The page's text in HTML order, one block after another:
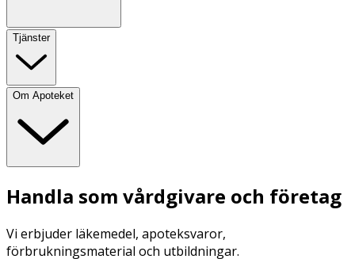
Tjänster
Om Apoteket
Handla som vårdgivare och företag
Vi erbjuder läkemedel, apoteksvaror,
förbrukningsmaterial och utbildningar.